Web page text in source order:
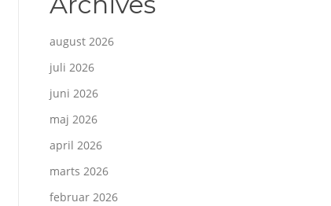
august 2026
juli 2026
juni 2026
maj 2026
april 2026
marts 2026
februar 2026